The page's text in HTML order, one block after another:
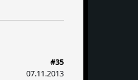
#35
07.11.2013